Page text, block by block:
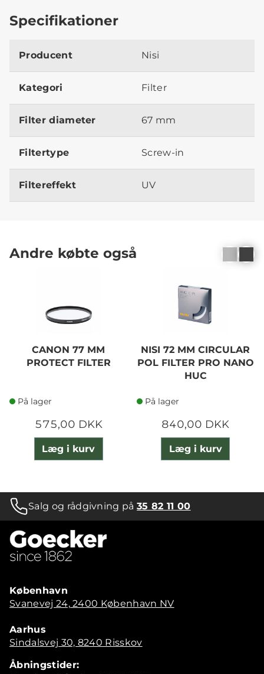
Specifikationer
Producent Nisi
Kategori Filter
Filter diameter 67 mm
Filtertype Screw-in
Filtereffekt UV
Andre købte også
CANON 77 MM
PROTECT FILTER
På lager
575,00 DKK
Læg i kurv
NISI 72 MM CIRCULAR
POL FILTER PRO NANO
HUC
På lager
840,00 DKK
Læg i kurv
Salg og rådgivning på35 82 11 00
København
Svanevej 24, 2400 København NV
Aarhus
Sindalsvej 30, 8240 Risskov
Åbningstider: